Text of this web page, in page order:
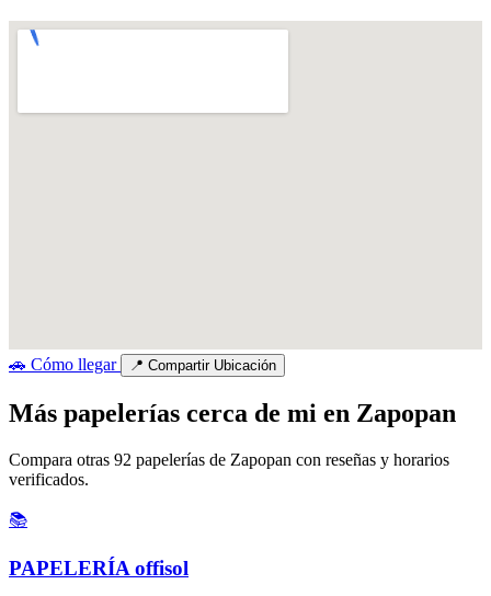
🚗 Cómo llegar 📍 Compartir Ubicación
Más papelerías cerca de mi en Zapopan
Compara otras 92 papelerías de Zapopan con reseñas y horarios
verificados.
📚
PAPELERÍA offisol